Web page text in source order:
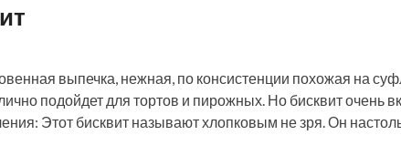
выпечка, нежная, по консистенции похожая на
подойдет для тортов и пирожных. Но бисквит очень
Этот бисквит называют хлопковым не зря. Он